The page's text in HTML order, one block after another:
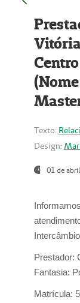
Texto:
Design:
01 de
Prestador:
Fantasia:
Matrícula: